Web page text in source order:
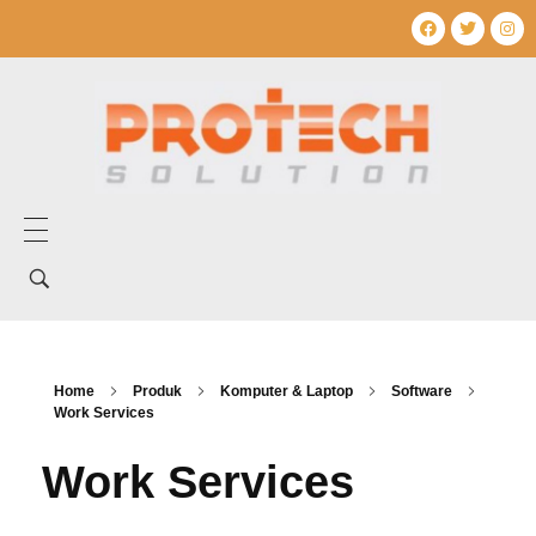
Home
Layanan Kami
Mechanical Electrical
Artikel
Home Produk Komputer & Laptop
Software
Work Services
Work Services